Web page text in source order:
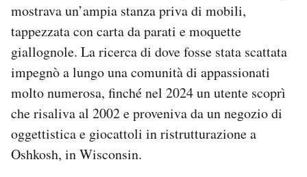
mostrava un’ampia stanza priva di mobili,
tappezzata con carta da parati e moquette
giallognole. La ricerca di dove fosse stata scattata
impegnò a lungo una comunità di appassionati
molto numerosa, finché nel 2024 un utente scoprì
che risaliva al 2002 e proveniva da un negozio di
oggettistica e giocattoli in ristrutturazione a
Oshkosh, in Wisconsin.